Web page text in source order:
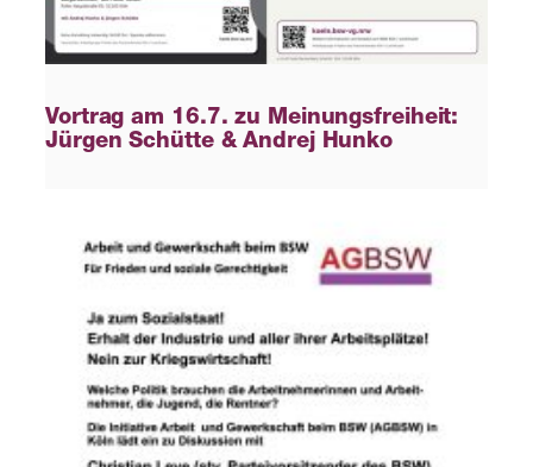
Vortrag am 16.7. zu Meinungsfreiheit:
Jürgen Schütte & Andrej Hunko